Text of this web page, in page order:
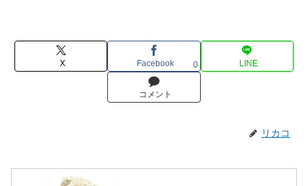
X Facebook 0 LINE
コメント
リカコ